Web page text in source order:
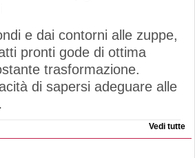
e dai contorni alle zuppe,
pronti gode di ottima
trasformazione.
di sapersi adeguare alle
Vedi tutte